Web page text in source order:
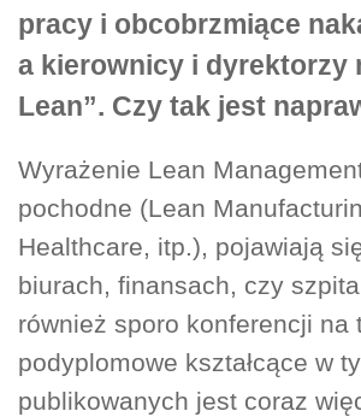
pracy i obcobrzmiące
a kierownicy i dyrektorzy
Lean”. Czy tak jest
Wyrażenie Lean
pochodne (Lean
Healthcare, itp.), pojawiają
biurach, finansach, czy
również sporo konferencji na
podyplomowe kształcące w
publikowanych jest coraz